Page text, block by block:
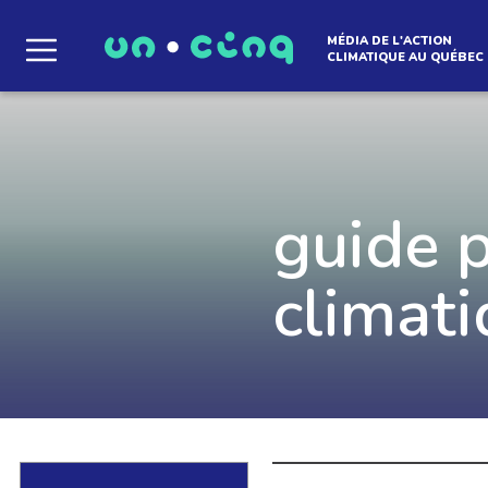
Le média qui
Que des solutions concrètes et inspirantes.
notre infolettre pour découvrir des
qui créent le mouvement.
MÉDIA DE L'ACTION
CLIMATIQUE AU QUÉBEC
guide